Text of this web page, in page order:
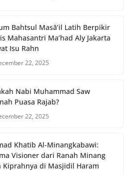
Bahtsul Masā’il Latih Berpikir
Mahasantri Ma’had Aly Jakarta
Isu Rahn
22, 2025
Nabi Muhammad Saw
Puasa Rajab?
22, 2025
Khatib Al-Minangkabawi:
Visioner dari Ranah Minang
Kiprahnya di Masjidil Haram